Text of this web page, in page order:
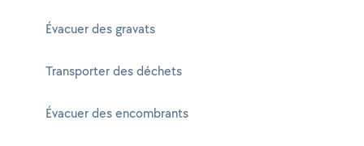
Évacuer des gravats
Transporter des déchets
Évacuer des encombrants